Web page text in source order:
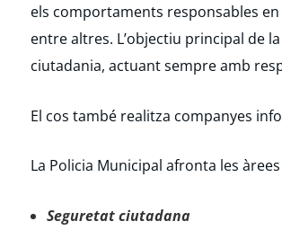
els comportaments responsables
entre altres. L’objectiu principal de
ciutadania, actuant sempre amb
El cos també realitza companyes
La Policia Municipal afronta les
Seguretat ciutadana